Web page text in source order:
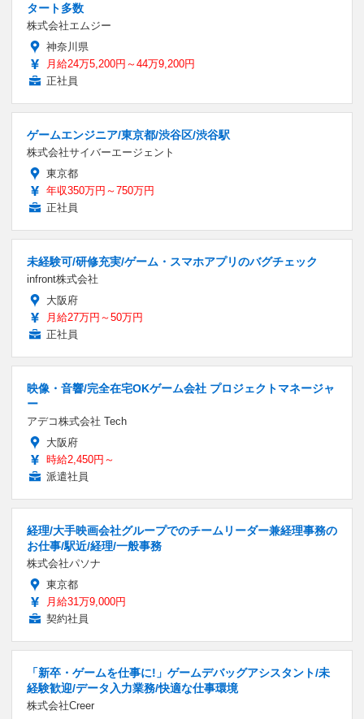
タート多数
株式会社エムジー
神奈川県
月給24万5,200円～44万9,200円
正社員
ゲームエンジニア/東京都/渋谷区/渋谷駅
株式会社サイバーエージェント
東京都
年収350万円～750万円
正社員
未経験可/研修充実/ゲーム・スマホアプリのバグチェック
infront株式会社
大阪府
月給27万円～50万円
正社員
映像・音響/完全在宅OKゲーム会社 プロジェクトマネージャ
ー
アデコ株式会社 Tech
大阪府
時給2,450円～
派遣社員
経理/大手映画会社グループでのチームリーダー兼経理事務の
お仕事/駅近/経理/一般事務
株式会社パソナ
東京都
月給31万9,000円
契約社員
「新卒・ゲームを仕事に!」ゲームデバッグアシスタント/未
経験歓迎/データ入力業務/快適な仕事環境
株式会社Creer